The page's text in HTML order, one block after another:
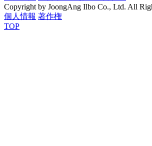
Copyright by JoongAng Ilbo Co., Ltd. All
個人情報 著作権
TOP